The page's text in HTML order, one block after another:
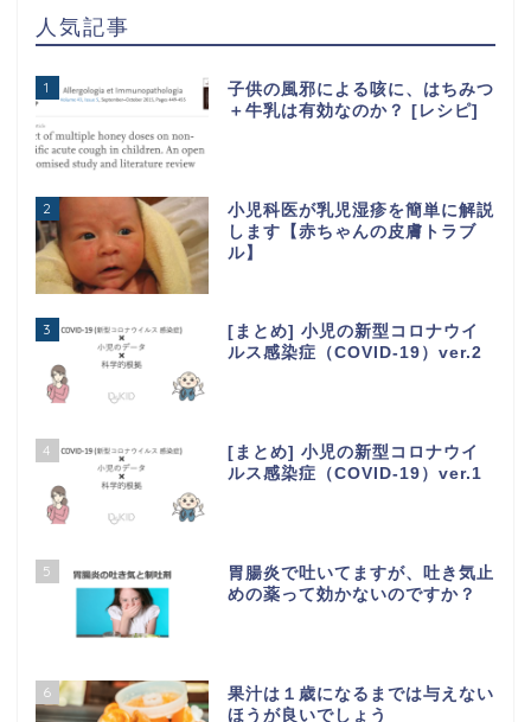
人気記事
1
子供の風邪による咳に、はちみつ
＋牛乳は有効なのか？ [レシピ]
2
小児科医が乳児湿疹を簡単に解説
します【赤ちゃんの皮膚トラブ
ル】
3
[まとめ] 小児の新型コロナウイ
ルス感染症（COVID-19）ver.2
4
[まとめ] 小児の新型コロナウイ
ルス感染症（COVID-19）ver.1
5
胃腸炎で吐いてますが、吐き気止
めの薬って効かないのですか？
6
果汁は１歳になるまでは与えない
ほうが良いでしょう